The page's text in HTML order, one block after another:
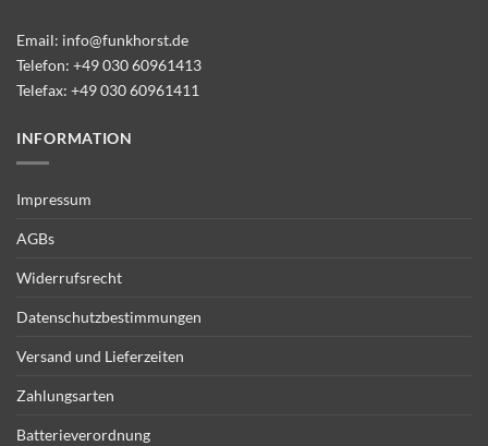
Email: info@funkhorst.de
Telefon: +49 030 60961413
Telefax: +49 030 60961411
INFORMATION
Impressum
AGBs
Widerrufsrecht
Datenschutzbestimmungen
Versand und Lieferzeiten
Zahlungsarten
Batterieverordnung